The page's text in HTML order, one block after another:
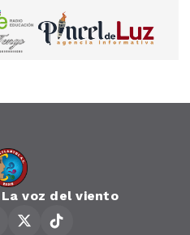
voz del viento